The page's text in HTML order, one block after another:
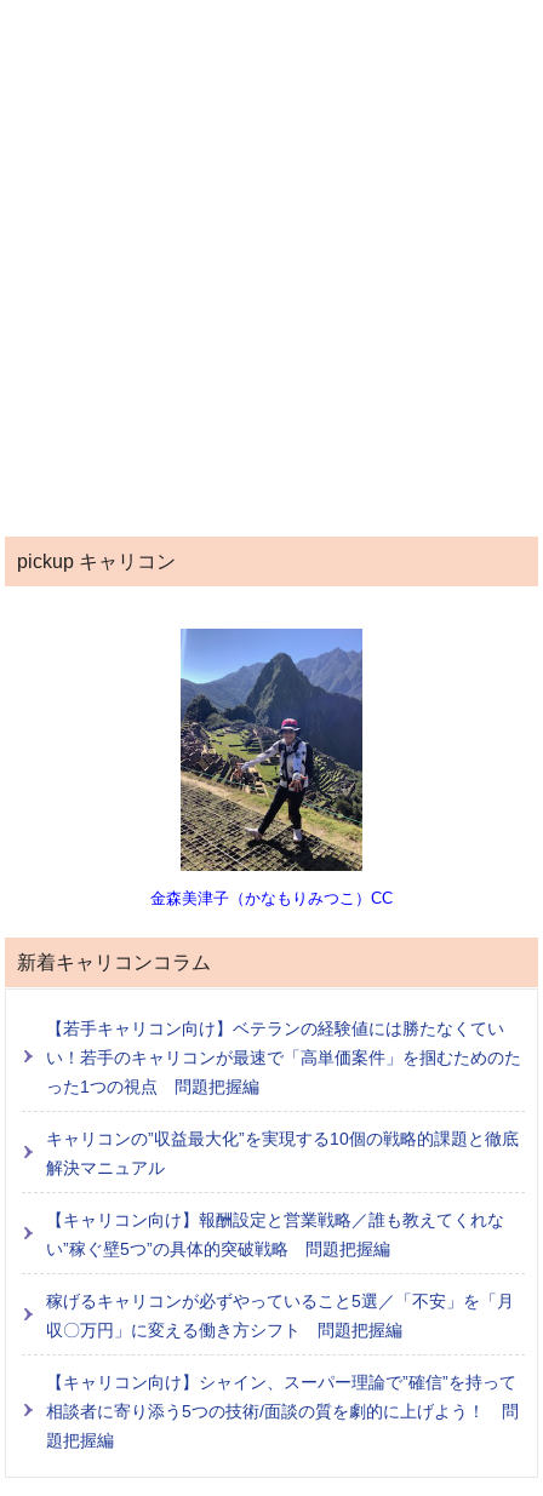
pickup キャリコン
金森美津子（かなもりみつこ）CC
新着キャリコンコラム
【若手キャリコン向け】ベテランの経験値には勝たなくてい
い！若手のキャリコンが最速で「高単価案件」を掴むためのた
った1つの視点 問題把握編
キャリコンの”収益最大化”を実現する10個の戦略的課題と徹底
解決マニュアル
【キャリコン向け】報酬設定と営業戦略／誰も教えてくれな
い”稼ぐ壁5つ”の具体的突破戦略 問題把握編
稼げるキャリコンが必ずやっていること5選／「不安」を「月
収〇万円」に変える働き方シフト 問題把握編
【キャリコン向け】シャイン、スーパー理論で”確信”を持って
相談者に寄り添う5つの技術/面談の質を劇的に上げよう！ 問
題把握編